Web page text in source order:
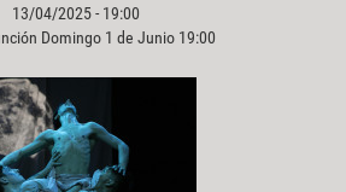
13/04/2025 - 19:00
Domingo 1 de Junio 19:00